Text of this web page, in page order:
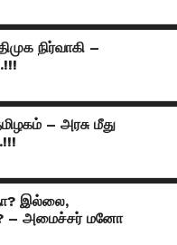
நிர்வாகி –
– அரசு மீது
இல்லை,
– அமைச்சர் மனோ